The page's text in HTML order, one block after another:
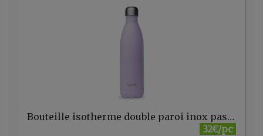
Bouteille isotherme double paroi inox pastel lilas 750ml Qwetch (copie)
32€/pc